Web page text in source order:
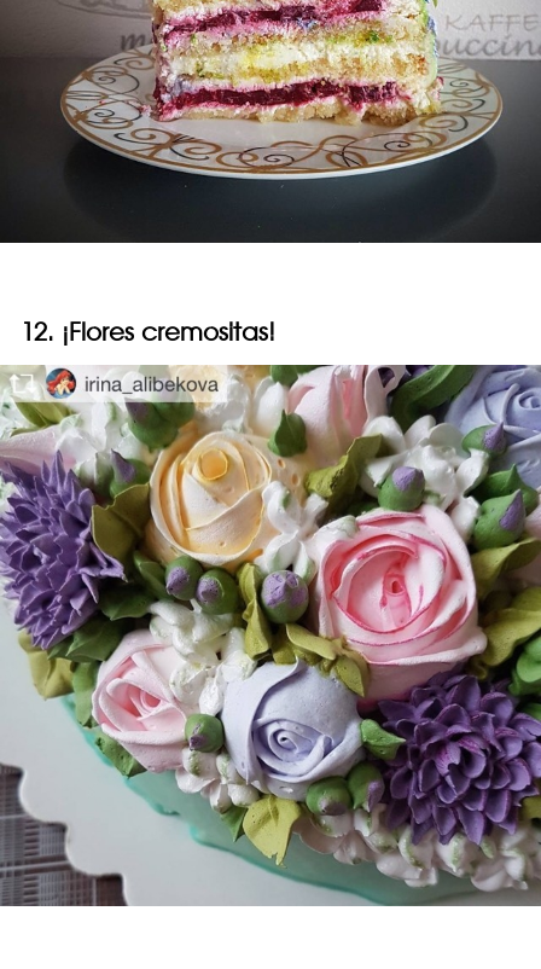
12. ¡Flores cremositas!